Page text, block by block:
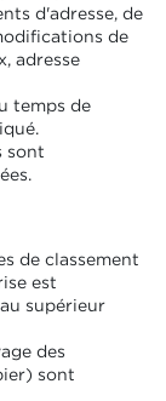
d'adresse, de
de
adresse
temps de
sont
de classement
est
supérieur
des
sont